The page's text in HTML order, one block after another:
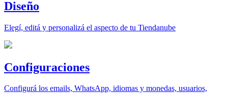
Diseño
Elegí, editá y personalizá el aspecto de tu Tiendanube
Configuraciones
Configurá los emails, WhatsApp, idiomas y monedas, usuarios,